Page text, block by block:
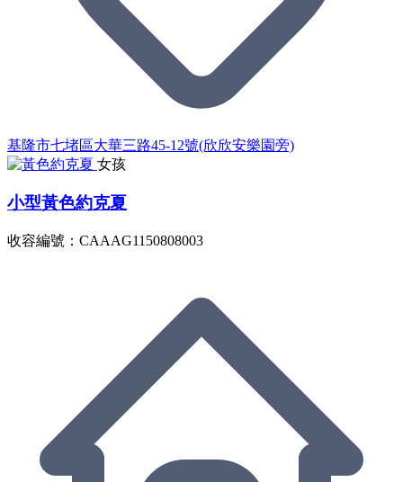
基隆市七堵區大華三路45-12號(欣欣安樂園旁)
女孩
小型黃色約克夏
收容編號：CAAAG1150808003